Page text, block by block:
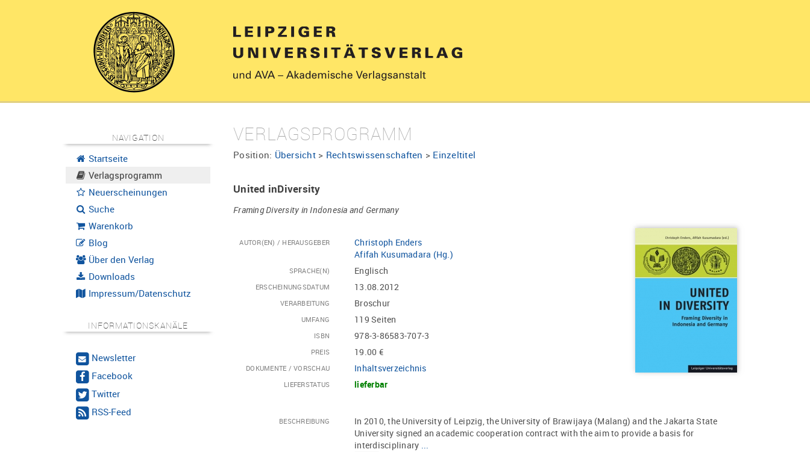
NAVIGATION
Startseite
Verlagsprogramm
Neuerscheinungen
Suche
Warenkorb
Blog
Über den Verlag
Downloads
Impressum/Datenschutz
INFORMATIONSKANÄLE
Newsletter
Facebook
Twitter
RSS-Feed
VERLAGSPROGRAMM
Position: Übersicht> Rechtswissenschaften > Einzeltitel
United inDiversity
Framing Diversity in Indonesia and Germany
AUTOR(EN) / HERAUSGEBER
Christoph Enders
Afifah Kusumadara (Hg.)
SPRACHE(N) Englisch
ERSCHEINUNGSDATUM 13.08.2012
VERARBEITUNG Broschur
UMFANG 119 Seiten
ISBN 978-3-86583-707-3
PREIS 19.00 €
DOKUMENTE / VORSCHAU Inhaltsverzeichnis
LIEFERSTATUS lieferbar
BESCHREIBUNG
In 2010, the University of Leipzig, the University of Brawijaya (Malang) and the Jakarta State
University signed an academic cooperation contract with the aim to provide a basis for
interdisciplinary ...